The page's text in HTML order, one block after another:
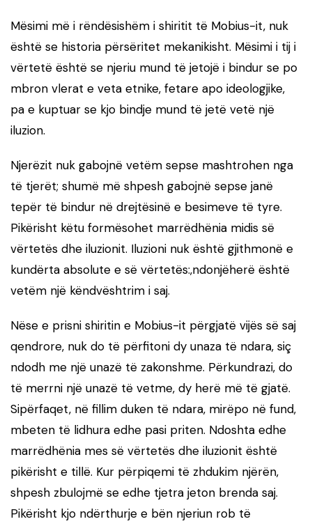
Mësimi më i rëndësishëm i shiritit të Mobius-it, nuk
është se historia përsëritet mekanikisht. Mësimi i tij i
vërtetë është se njeriu mund të jetojë i bindur se po
mbron vlerat e veta etnike, fetare apo ideologjike,
pa e kuptuar se kjo bindje mund të jetë vetë një
iluzion.
Njerëzit nuk gabojnë vetëm sepse mashtrohen nga
të tjerët; shumë më shpesh gabojnë sepse janë
tepër të bindur në drejtësinë e besimeve të tyre.
Pikërisht këtu formësohet marrëdhënia midis së
vërtetës dhe iluzionit. Iluzioni nuk është gjithmonë e
kundërta absolute e së vërtetës:,ndonjëherë është
vetëm një këndvështrim i saj.
Nëse e prisni shiritin e Mobius-it përgjatë vijës së saj
qendrore, nuk do të përfitoni dy unaza të ndara, siç
ndodh me një unazë të zakonshme. Përkundrazi, do
të merrni një unazë të vetme, dy herë më të gjatë.
Sipërfaqet, në fillim duken të ndara, mirëpo në fund,
mbeten të lidhura edhe pasi priten. Ndoshta edhe
marrëdhënia mes së vërtetës dhe iluzionit është
pikërisht e tillë. Kur përpiqemi të zhdukim njërën,
shpesh zbulojmë se edhe tjetra jeton brenda saj.
Pikërisht kjo ndërthurje e bën njeriun rob të